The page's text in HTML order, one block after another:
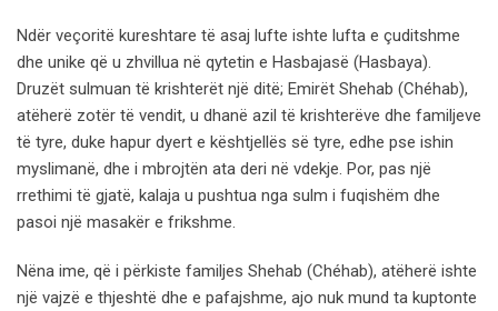
Ndër veçoritë kureshtare të asaj lufte ishte lufta e çuditshme
dhe unike që u zhvillua në qytetin e Hasbajasë (Hasbaya).
Druzët sulmuan të krishterët një ditë; Emirët Shehab (Chéhab),
atëherë zotër të vendit, u dhanë azil të krishterëve dhe familjeve
të tyre, duke hapur dyert e kështjellës së tyre, edhe pse ishin
myslimanë, dhe i mbrojtën ata deri në vdekje. Por, pas një
rrethimi të gjatë, kalaja u pushtua nga sulm i fuqishëm dhe
pasoi një masakër e frikshme.
Nëna ime, që i përkiste familjes Shehab (Chéhab), atëherë ishte
një vajzë e thjeshtë dhe e pafajshme, ajo nuk mund ta kuptonte